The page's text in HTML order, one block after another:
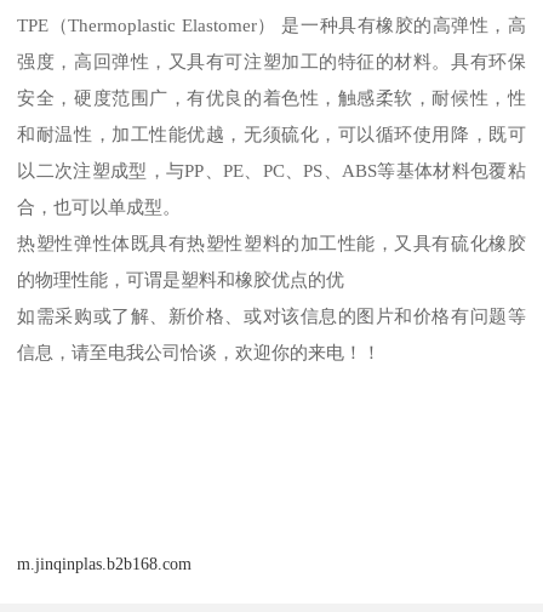
TPE （Thermoplastic Elastomer） 是一种具有橡胶的高弹性，高
强度，高回弹性，又具有可注塑加工的特征的材料。具有环保
安全，硬度范围广，有优良的着色性，触感柔软，耐候性，性
和耐温性，加工性能优越，无须硫化，可以循环使用降，既可
以二次注塑成型，与PP 、PE PC、PS ABS等基体材料包覆粘
合，也可以单成型。
热塑性弹性体既具有热塑性塑料的加工性能，又具有硫化橡胶
的物理性能，可谓是塑料和橡胶优点的优
如需采购或了解、新价格、或对该信息的图片和价格有问题等
信息，请至电我公司恰谈，欢迎你的来电！！
m.jinqinplas.b2b168.com